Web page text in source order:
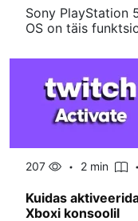
Sony PlayStation
OS on täis
207 2 min
Kuidas
Xboxi konsoolil